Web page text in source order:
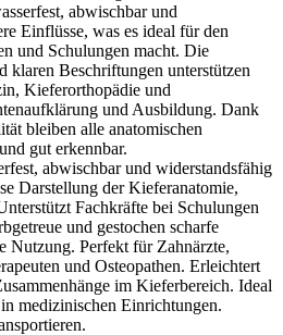
abwischbar und
Einflüsse, was es ideal für den
und Schulungen macht. Die
klaren Beschriftungen unterstützen
Kieferorthopädie und
und Ausbildung. Dank
bleiben alle anatomischen
gut erkennbar.
abwischbar und widerstandsfähig
Darstellung der Kieferanatomie,
Fachkräfte bei Schulungen
und gestochen scharfe
Nutzung. Perfekt für Zahnärzte,
und Osteopathen. Erleichtert
im Kieferbereich. Ideal
medizinischen Einrichtungen.